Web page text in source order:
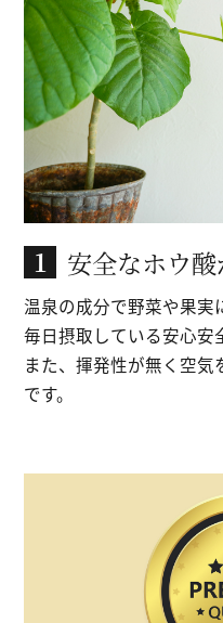
1 安全なホウ
温泉の成分で野菜や果実
毎日摂取している安心安
また、揮発性が無く空気
です。